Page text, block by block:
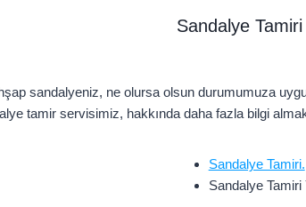
Sandalye Tamiri
sandalyeniz, ne olursa olsun durumumuza
tamir servisimiz, hakkında daha fazla bilgi
Sandalye Tamiri.
Sandalye Tamiri